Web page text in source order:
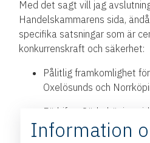
Med det sagt vill jag
Handelskammarens sida,
specifika satsningar som är
konkurrenskraft och säkerhet:
Pålitlig framkomlighet
Oxelösunds och
Förbifart Söderköping
pulsåder för södra
Information